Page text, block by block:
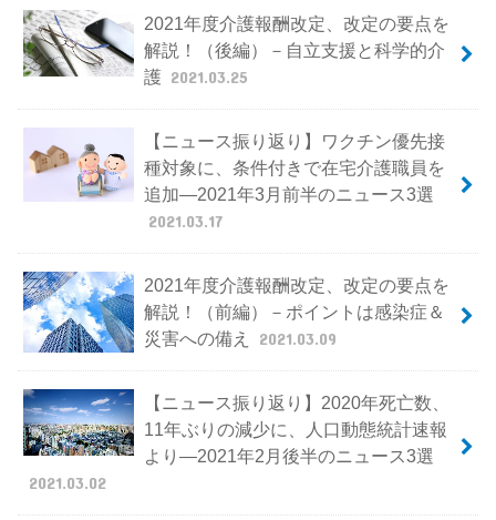
2021年度介護報酬改定、改定の要点を
解説！（後編）－自立支援と科学的介
護 2021.03.25
【ニュース振り返り】ワクチン優先接
種対象に、条件付きで在宅介護職員を
追加―2021年3月前半のニュース3選
2021.03.17
2021年度介護報酬改定、改定の要点を
解説！（前編）－ポイントは感染症＆
災害への備え
2021.03.09
【ニュース振り返り】2020年死亡数、
11年ぶりの減少に、人口動態統計速報
より―2021年2月後半のニュース3選
2021.03.02